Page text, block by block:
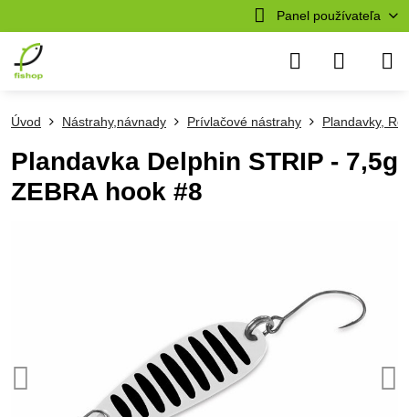
Panel používateľa
Úvod Nástrahy,návnady Prívlačové nástrahy Plandavky,
Plandavka Delphin STRIP - 7,5g
ZEBRA hook #8